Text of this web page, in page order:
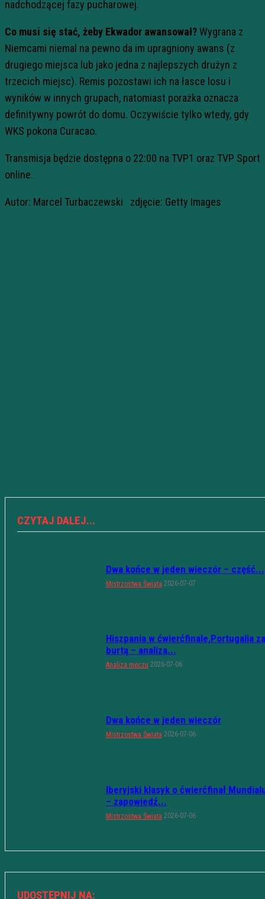
nadchodzącej fazy pucharowej.
Co musi się stać, żeby Ekwador awansował?Wygrana z
Niemcami niemal na pewno da im upragniony awans (z
drugiego miejsca lub jako jedna z najlepszych drużyn z
trzecich miejsc). Remis pozostawi ich na łasce losu i
wyników w innych grupach, natomiast porażka oznacza
definitywny powrót do domu. Oczywiście tylko wtedy, gdy
WKS pokona Curacao.
Transmisja będzie dostępna o 22:00 na TVP1 oraz TVP Sport
online.
Autor: Marcel Turbaczewski zdjęcie: Getty Images
CZYTAJ DALEJ...
Dwa końce w jeden wieczór – część...
Mistrzostwa Świata 2026-07-07
Hiszpania w ćwierćfinale,Portugalia za
burtą – analiza...
Analiza meczu 2026-07-06
Dwa końce w jeden wieczór
Mistrzostwa Świata 2026-07-06
Iberyjski klasyk o ćwierćfinał
– zapowiedź...
Mistrzostwa Świata 2026-07-06
UDOSTĘPNIJ NA: